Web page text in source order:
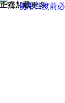
正在加载
上滑加载更多
使用百度前